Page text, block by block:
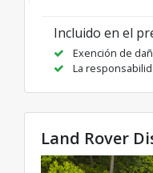
Incluido en el
Exención de
La
Land Rover